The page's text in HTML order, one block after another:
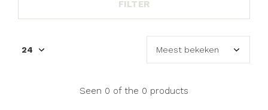
FILTER
Seen 0 of the 0 products